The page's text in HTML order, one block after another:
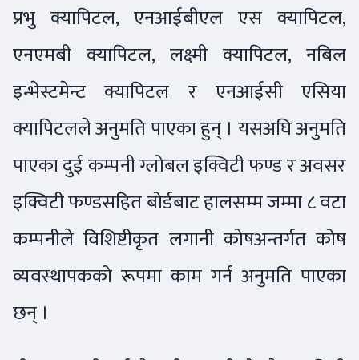
प्रभु क्यापिटल, एनआईबीएल एस क्यापिटल,
एनएमबी क्यापिटल, लक्ष्मी क्यापिटल, नबिल
इन्भेस्टमेन्ट क्यापिटल र एनआईसी एसिया
क्यापिटलले अनुमति पाएका हुन् । यसअघि अनुमति
पाएका दुई कम्पनी ग्लोबल इक्विटी फण्ड र अवसर
इक्विटी फण्डसहित बोर्डबाट हालसम्म जम्मा ८ वटा
कम्पनीले विशिष्टीकृत लगानी कोषअन्तर्गत कोष
व्यवस्थापकको रूपमा काम गर्न अनुमति पाएका
छन् ।